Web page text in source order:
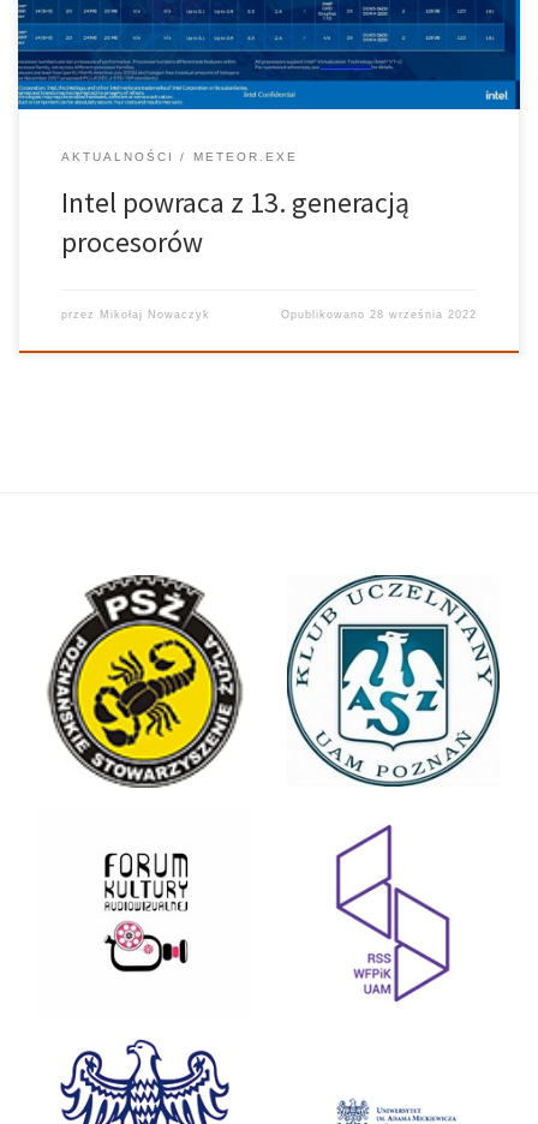
postępie jak najbardziej. […]
AKTUALNOŚCI METEOR.EXE
Intel powraca z 13. generacją
procesorów
przez Mikołaj Nowaczyk Opublikowano 28 września 2022